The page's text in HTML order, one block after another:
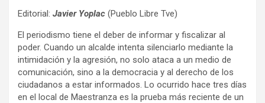
Editorial: Javier Yoplac (Pueblo Libre Tve)
El periodismo tiene el deber de informar y fiscalizar al
poder. Cuando un alcalde intenta silenciarlo mediante la
intimidación y la agresión, no solo ataca a un medio de
comunicación, sino a la democracia y al derecho de los
ciudadanos a estar informados. Lo ocurrido hace tres días
en el local de Maestranza es la prueba más reciente de un